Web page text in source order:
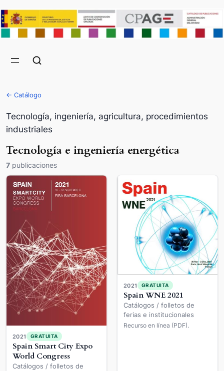
← Catálogo
Tecnología, ingeniería, agricultura, procedimientos
industriales
Tecnología e ingeniería energética
7 publicaciones
2021 GRATUITA
Spain Smart City Expo
World Congress
Catálogos / folletos de
2021 GRATUITA
Spain WNE 2021
Catálogos / folletos de
ferias e institucionales
Recurso en línea (PDF).